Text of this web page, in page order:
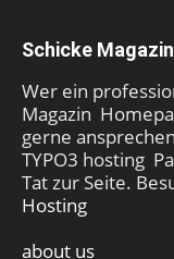
Schicke
Wer ein
Magazin
gerne
TYPO3 hosting
Tat zur Seite.
Hosting
about us